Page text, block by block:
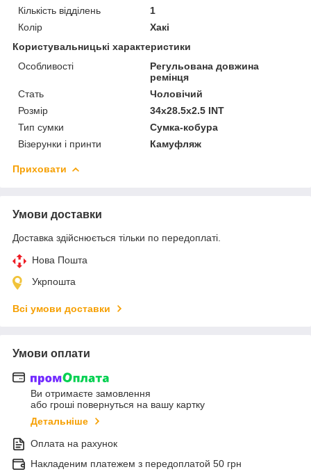
Кількість відділень
1
Колір
Хакі
Користувальницькі характеристики
Особливості
Регульована довжина
ремінця
Стать
Чоловічий
Розмір
34х28.5х2.5 INT
Тип сумки
Сумка-кобура
Візерунки і принти
Камуфляж
Приховати
Умови доставки
Доставка здійснюється тільки по передоплаті.
Нова Пошта
Укрпошта
Всі умови доставки
Умови оплати
Ви отримаєте замовлення
або гроші повернуться на вашу картку
Детальніше
Оплата на рахунок
Накладеним платежем з передоплатой 50 грн